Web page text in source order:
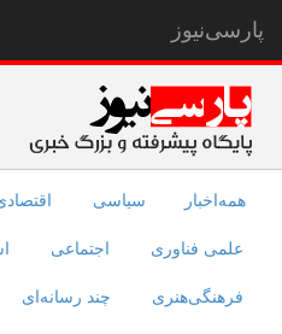
پارسی‌نیوز
همه‌اخبار سیاسی
علمی فناوری اجتماعی
فرهنگی‌هنری چند رسانه‌ای